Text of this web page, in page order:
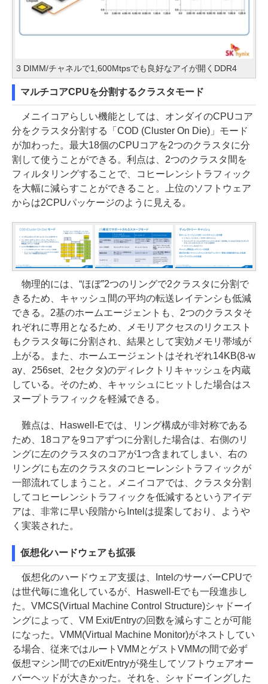
3 DIMM/チャネルで1,600Mtpsでも良好なアイが開くDDR4
マルチコアCPUを分割するクラスタモード
メニイコアらしい機能としては、オンダイのCPUコア
分をクラスタ分割する「COD (Cluster On Die)」モード
が加わった。最大18個のCPUコアを2つのクラスタに分
割して使うことができる。利点は、2つのクラスタ間を
フィルタリングすることで、コヒーレンシトラフィック
を大幅に減らすことができること。上位のソフトウェア
からは2CPUパッケージのように見える。
物理的には、“ほぼ”2つのリングで2クラスタに分割で
きるため、キャッシュ間の平均の転送レイテンシも低減
できる。2基のホームエージェントも、2つのクラスタそ
れぞれに専用となるため、メモリアクセスのリクエスト
もクラスタ毎に分割され、結果として実効メモリ帯域が
上がる。また、ホームエージェントはそれぞれ14KB(8-w
ay、256set、2セクタ)のディレクトリキャッシュを内蔵
している。そのため、キャッシュにヒットした場合はス
ヌープトラフィックを軽減できる。
難点は、Haswell-Eでは、リング構成が非対称である
ため、18コアを9コアずつに分割した場合は、右側のリ
ングに左のクラスタのコアが1つ含まれてしまい、右の
リングにも左のクラスタのコヒーレンシトラフィックが
一部流れてしまうこと。メニイコアでは、クラスタ分割
してコヒーレンシトラフィックを低減するというアイデ
アは、非常に早い段階からIntelは提案しており、ようや
く実装された。
仮想化ハードウェアも拡張
仮想化のハードウェア支援は、IntelのサーバーCPUで
は世代毎に進化しているが、Haswell-Eでも一段進歩し
た。VMCS(Virtual Machine Control Structure)シャドーイ
ングによって、VM Exit/Entryの回数を減らすことが可能
になった。VMM(Virtual Machine Monitor)がネストしてい
る場合、従来ではルートVMMとゲストVMMの間で必ず
仮想マシン間でのExit/Entryが発生してソフトウェアオー
バーヘッドが大きかった。それを、シャドーイングした